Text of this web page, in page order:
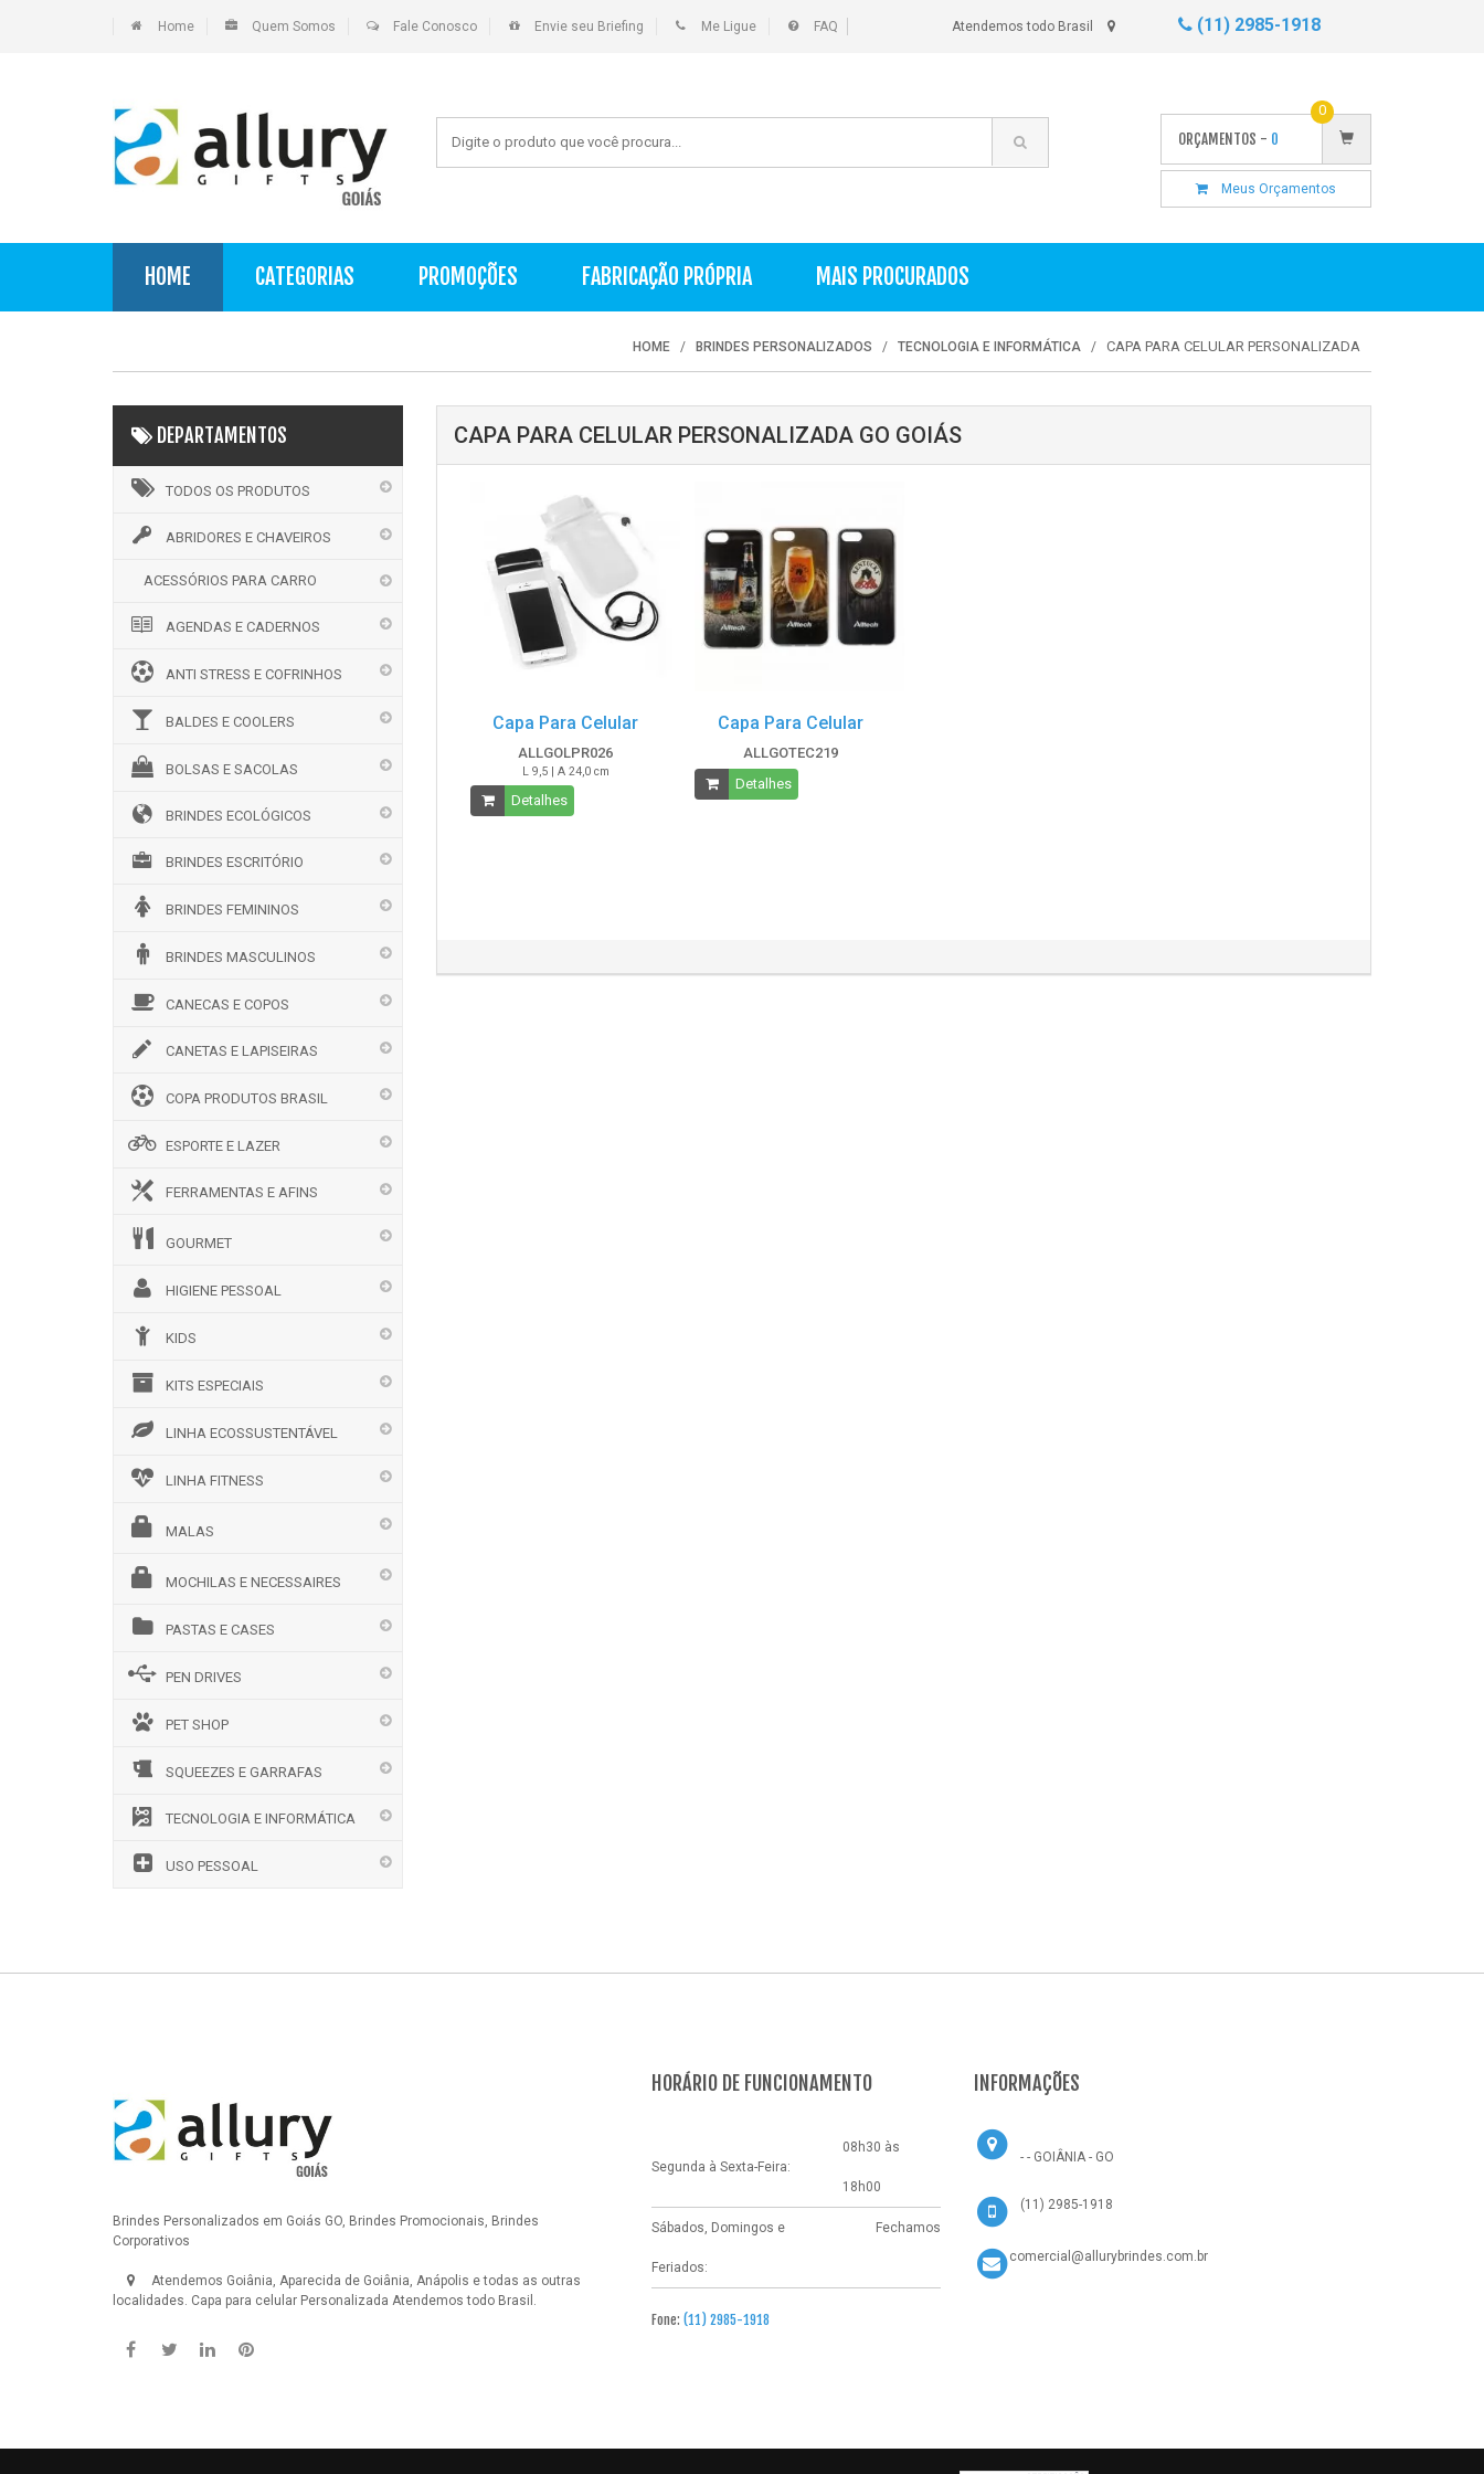
Home Quem Somos Fale Conosco Envie seu Briefing Me Ligue FAQ Atendemos todo Brasil (11) 2985-1918
ORÇAMENTOS - 0
0
Meus Orçamentos
HOME CATEGORIAS PROMOÇÕES FABRICAÇÃO PRÓPRIA MAIS PROCURADOS
HOME BRINDES PERSONALIZADOS TECNOLOGIA E INFORMÁTICA CAPA PARA CELULAR PERSONALIZADA
DEPARTAMENTOS
TODOS OS PRODUTOS
ABRIDORES E CHAVEIROS
ACESSÓRIOS PARA CARRO
AGENDAS E CADERNOS
ANTI STRESS E COFRINHOS
BALDES E COOLERS
BOLSAS E SACOLAS
BRINDES ECOLÓGICOS
BRINDES ESCRITÓRIO
BRINDES FEMININOS
BRINDES MASCULINOS
CANECAS E COPOS
CANETAS E LAPISEIRAS
COPA PRODUTOS BRASIL
ESPORTE E LAZER
FERRAMENTAS E AFINS
GOURMET
HIGIENE PESSOAL
KIDS
KITS ESPECIAIS
LINHA ECOSSUSTENTÁVEL
LINHA FITNESS
MALAS
MOCHILAS E NECESSAIRES
PASTAS E CASES
PEN DRIVES
PET SHOP
SQUEEZES E GARRAFAS
TECNOLOGIA E INFORMÁTICA
USO PESSOAL
CAPA PARA CELULAR PERSONALIZADA GO GOIÁS
Capa Para Celular
ALLGOLPR026
L 9,5 | A 24,0 cm
Detalhes
Capa Para Celular
ALLGOTEC219
Detalhes
Brindes Personalizados em Goiás GO, Brindes Promocionais, Brindes
Corporativos
Atendemos Goiânia, Aparecida de Goiânia, Anápolis e todas as outras
localidades. Capa para celular Personalizada Atendemos todo Brasil.
HORÁRIO DE FUNCIONAMENTO
Segunda à Sexta-Feira:
08h30 às
18h00
Sábados, Domingos e
Feriados:
Fechamos
Fone: (11) 2985-1918
INFORMAÇÕES
- - GOIÂNIA - GO
(11) 2985-1918
comercial@allurybrindes.com.br